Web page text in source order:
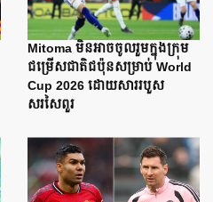
Mitoma មិនអាចចូលរួមក្នុងក្រុម
ជម្រើសជាតិជប៉ុនសម្រាប់ World
Cup 2026 ដោយសាររបួស
សរសៃពួរ